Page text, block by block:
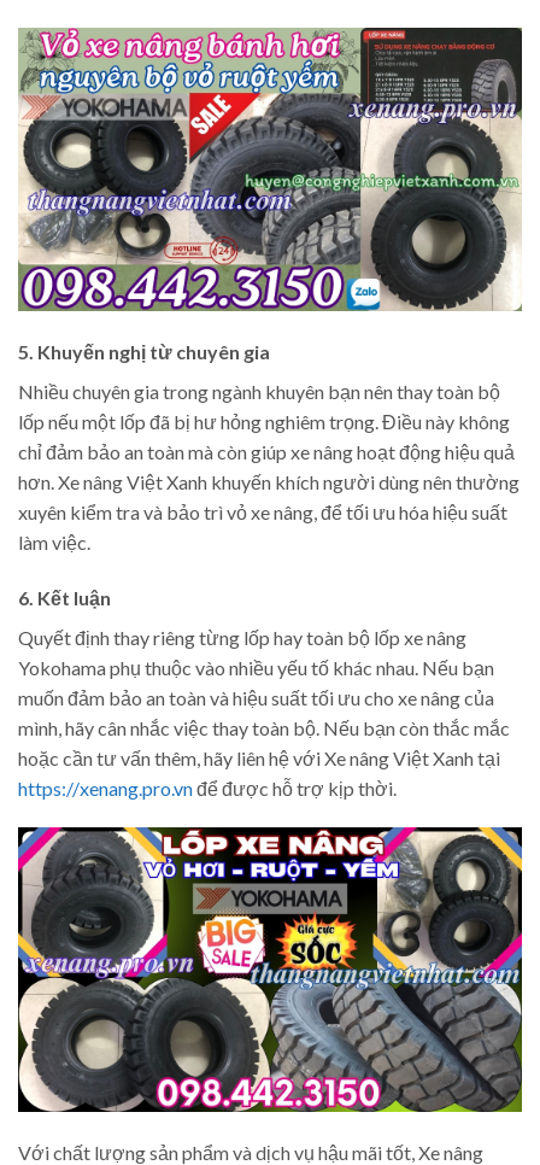
5. Khuyến nghị từ chuyên gia
Nhiều chuyên gia trong ngành khuyên bạn nên thay toàn bộ
lốp nếu một lốp đã bị hư hỏng nghiêm trọng. Điều này không
chỉ đảm bảo an toàn mà còn giúp xe nâng hoạt động hiệu quả
hơn. Xe nâng Việt Xanh khuyến khích người dùng nên thường
xuyên kiểm tra và bảo trì vỏ xe nâng, để tối ưu hóa hiệu suất
làm việc.
6. Kết luận
Quyết định thay riêng từng lốp hay toàn bộ lốp xe nâng
Yokohama phụ thuộc vào nhiều yếu tố khác nhau. Nếu bạn
muốn đảm bảo an toàn và hiệu suất tối ưu cho xe nâng của
mình, hãy cân nhắc việc thay toàn bộ. Nếu bạn còn thắc mắc
hoặc cần tư vấn thêm, hãy liên hệ với Xe nâng Việt Xanh tại
https://xenang.pro.vnđể được hỗ trợ kịp thời.
Với chất lượng sản phẩm và dịch vụ hậu mãi tốt, Xe nâng